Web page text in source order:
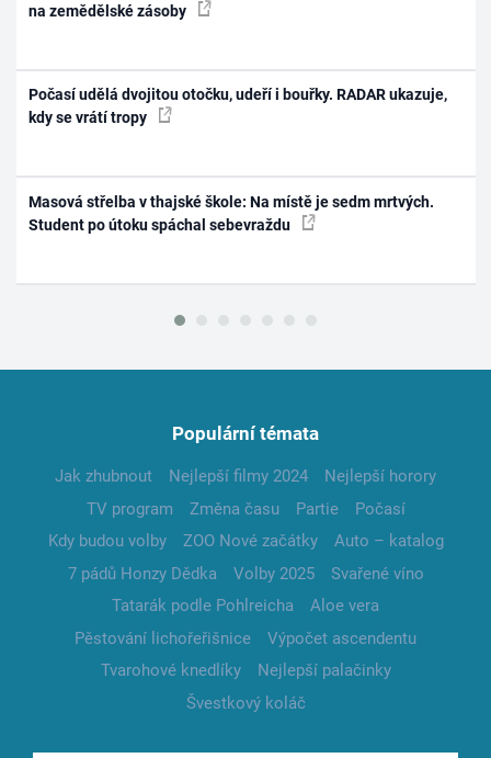
na zemědělské zásoby
Počasí udělá dvojitou otočku, udeří i bouřky. RADAR ukazuje,
kdy se vrátí tropy
Masová střelba v thajské škole: Na místě je sedm mrtvých.
Student po útoku spáchal sebevraždu
Populární témata
Jak zhubnout Nejlepší filmy 2024
Nejlepší horory
TV program
Změna času Partie
Počasí
Kdy budou volby
ZOO Nové začátky
Auto – katalog
7 pádů Honzy Dědka
Volby 2025
Svařené víno
Tatarák podle Pohlreicha
Aloe vera
Pěstování lichořeřišnice
Výpočet ascendentu
Tvarohové knedlíky
Nejlepší palačinky
Švestkový koláč